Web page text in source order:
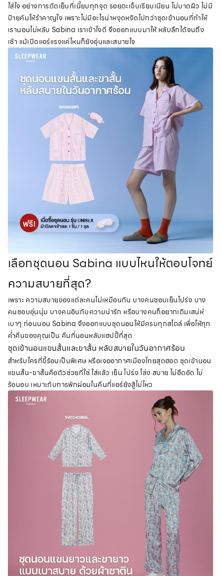
ใส่ใจ อย่างการตัดเย็บที่เนี๊ยบทุกจุด รอยตะเข็บเรียบเนียน ไม่บาดผิว ไม่มี
ป้ายคันให้รำคาญใจ เพราะไม่มีอะไรน่าหงุดหงิดไปกว่าชุดเข้านอนที่ทำให้
เรานอนไม่หลับ Sabina เราเข้าใจดี จึงออกแบบมาให้ หลับลึกได้จนถึง
เช้า แม้เปิดแอร์แรงแค่ไหนก็ยังอุ่นและสบายใจ
เลือกชุดนอน Sabina แบบไหนให้ตอบโจทย์
ความสบายที่สุด?
เพราะ ความสบายของแต่ละคนไม่เหมือนกัน บางคนชอบเย็นโปร่ง บาง
คนชอบอุ่นนุ่ม บางคนอินกับความน่ารัก หรือบางคนก็อยากเติมเสน่ห์
เบาๆ ก่อนนอน Sabina จึงออกแบบชุดนอนให้มีครบทุกสไตล์ เพื่อให้ทุก
ค่ำคืนของคุณเป็น คืนที่นอนหลับแฮปปี้ที่สุด
ชุดเข้านอนแขนสั้นและขาสั้น หลับสบายในวันอากาศร้อน
สำหรับใครที่ขี้ร้อนเป็นพิเศษ หรือเจออากาศเมืองไทยสุดฮอต ชุดเข้านอน
แขนสั้น-ขาสั้นคือตัวช่วยที่ใช่ ใส่แล้ว เย็น โปร่ง โล่ง สบาย ไม่อึดอัด ไม่
ร้อนอบ เหมาะกับการพักผ่อนในคืนที่แอร์ยังสู้ไม่ไหว